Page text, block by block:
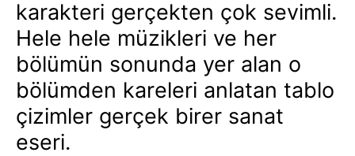
karakteri gerçekten çok sevimli.
Hele hele müzikleri ve her
bölümün sonunda yer alan o
bölümden kareleri anlatan tablo
çizimler gerçek birer sanat
eseri.